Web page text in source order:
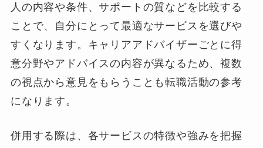
人の内容や条件、サポートの質などを比較する
ことで、自分にとって最適なサービスを選びや
すくなります。キャリアアドバイザーごとに得
意分野やアドバイスの内容が異なるため、複数
の視点から意見をもらうことも転職活動の参考
になります。
併用する際は、各サービスの特徴や強みを把握